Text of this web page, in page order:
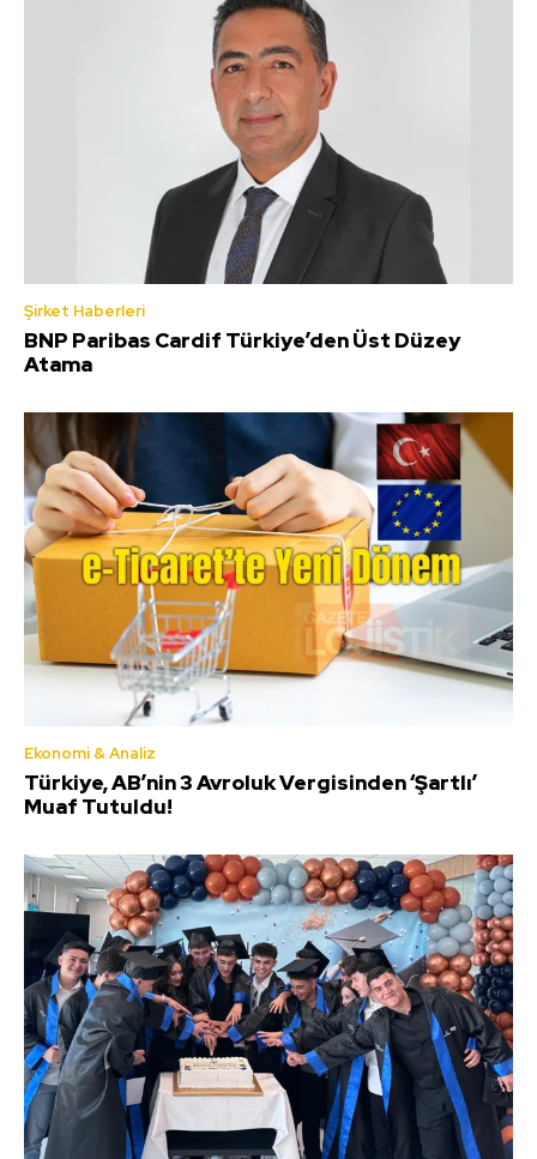
Şirket Haberleri
BNP Paribas Cardif Türkiye’den Üst Düzey
Atama
Ekonomi & Analiz
Türkiye, AB’nin 3 Avroluk Vergisinden ‘Şartlı’
Muaf Tutuldu!